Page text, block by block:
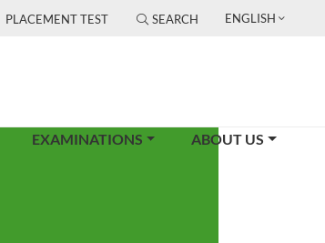
PLACEMENT TEST SEARCH ENGLISH
EXAMINATIONS ABOUT US